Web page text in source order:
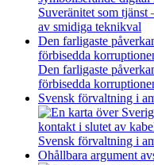
Suveränitet som tjänst
av smidiga teknikval
Den farligaste
förbisedda
Den farligaste
förbisedda
Svensk förvaltning i
Svensk förvaltning i
Ohållbara argument